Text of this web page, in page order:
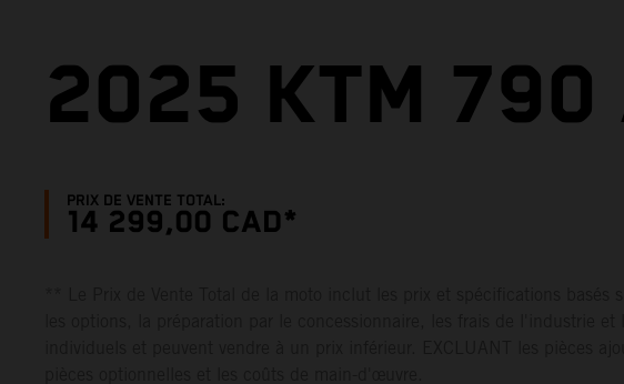
2025 KTM 790
PRIX DE VENTE TOTAL:
14 299,00 CAD*